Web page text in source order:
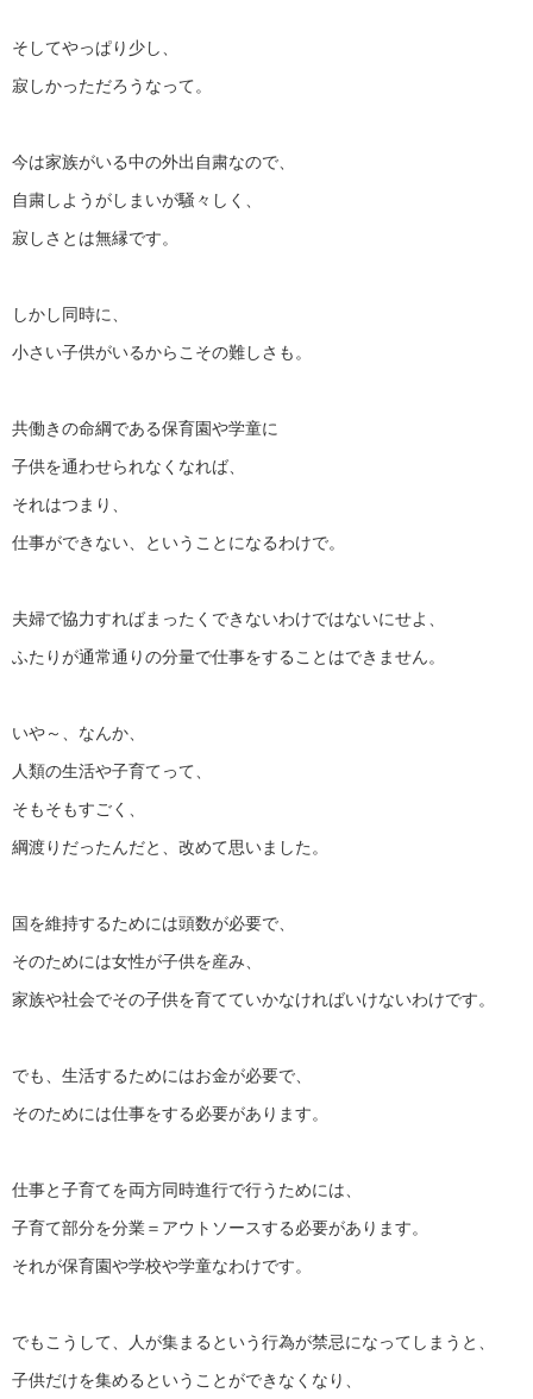
そしてやっぱり少し、
寂しかっただろうなって。
今は家族がいる中の外出自粛なので、
自粛しようがしまいが騒々しく、
寂しさとは無縁です。
しかし同時に、
小さい子供がいるからこその難しさも。
共働きの命綱である保育園や学童に
子供を通わせられなくなれば、
それはつまり、
仕事ができない、ということになるわけで。
夫婦で協力すればまったくできないわけではないにせよ、
ふたりが通常通りの分量で仕事をすることはできません。
いや～、なんか、
人類の生活や子育てって、
そもそもすごく、
綱渡りだったんだと、改めて思いました。
国を維持するためには頭数が必要で、
そのためには女性が子供を産み、
家族や社会でその子供を育てていかなければいけないわけです。
でも、生活するためにはお金が必要で、
そのためには仕事をする必要があります。
仕事と子育てを両方同時進行で行うためには、
子育て部分を分業＝アウトソースする必要があります。
それが保育園や学校や学童なわけです。
でもこうして、人が集まるという行為が禁忌になってしまうと、
子供だけを集めるということができなくなり、